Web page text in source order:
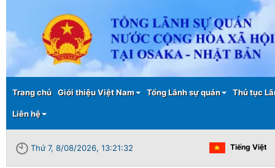
Main menu
Trang chủ Giới thiệu Việt Nam Tổng Lãnh sự quán Thủ tục
Liên hệ
Thứ 7, 8/08/2026, 13:21:32 Tiếng Việt